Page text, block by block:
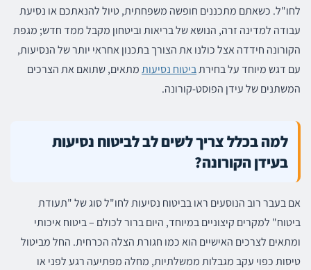
לחו"ל. כשאתם מתכננים חופשה משפחתית, טיול להנאתכם או נסיעת
עבודה למדינה זרה, הנושא של בריאות וביטחון מקבל ממד חדש; מגפת
הקורונה חידדה אצל כולנו את הצורך בתכנון אחראי יותר של הנסיעות,
עם דגש מיוחד על בחירתביטוח נסיעותמתאים, שתואם את הצרכים
המשתנים של עידן הפוסט-קורונה.
למה בכלל צריך לשים לב לביטוח נסיעות
בעידן הקורונה?
אם בעבר רוב הנוסעים ראו בביטוח נסיעות לחו"ל סוג של "תעודת
ביטוח" למקרים קיצוניים במיוחד, היום ברור לכולם – ביטוח איכותי
ומתאים לצרכים האישיים הוא כמו חגורת הצלה הכרחית. החל מביטול
טיסות כפוי עקב מגבלות ממשלתיות, מחלה מפתיעה רגע לפני או